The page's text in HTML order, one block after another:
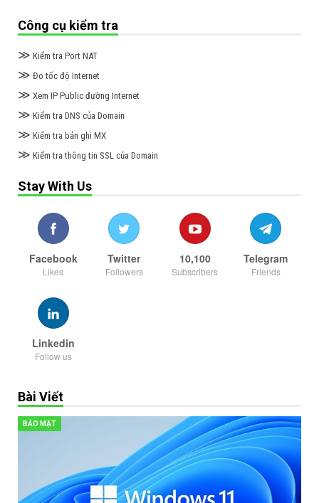
Công cụ kiểm tra
≫ Kiểm tra Port NAT
≫ Đo tốc độ Internet
≫ Xem IP Public đường Internet
≫ Kiểm tra DNS của Domain
≫ Kiểm tra bản ghi MX
≫ Kiểm tra thông tin SSL của Domain
Stay With Us
Facebook
Likes
Twitter
Followers
10,100
Subscribers
Telegram
Friends
Linkedin
Follow us
Bài Viết
BẢO MẬT